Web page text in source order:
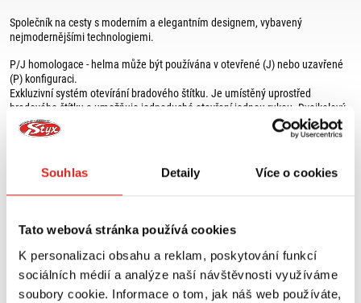
Souhlas Detaily Více o cookies
Tato webová stránka používá cookies
K personalizaci obsahu a reklam, poskytování funkcí
sociálních médií a analýze naší návštěvnosti využíváme
soubory cookie. Informace o tom, jak náš web používáte,
Společník na cesty s moderním a elegantním designem, vybavený
nejmodernějšími technologiemi.
P/J homologace - helma může být používána v otevřené (J) nebo uzavřené
(P) konfiguraci.
Exkluzivní systém otevírání bradového štítku. Je umístěný uprostřed
bradového štítku a umožňuje jednoduché otevření jednou rukou. Dvojkolový
otevírací mechanismus snižuje riziko náhodného otevření: bradový štítek lze
otevřít pouze ovládáním první uvolňovací páčky (nebo bezpečnostního
Otáčivý pohyb bradového štítku s eliptickou dráhou umožňuje udržet
celkovou velikost přední části helmy na minimu, když je bradový štítek
otevřený. Efekt "plachty" je následně výrazně snížen a jízdní komfort je stále
Výhled odolný proti poškrábání - ultraširokoúhlý.
Nastavitelný VPS (Vision Protection System), UV ochrana do 400 nm.
Exkluzivní horní systém "AirBooster Technology" zajišťuje optimální ventilaci v
místech, kde to hlava jezdce nejvíce potřebuje: vzduch je odváděn z horního
přívodu vzduchu a vtlačován do nejkritičtějších oblastí, aniž by docházelo k
jeho rozptylu, což zaručuje maximální pohodlí i v extrémních jízdních
Zobrazit více